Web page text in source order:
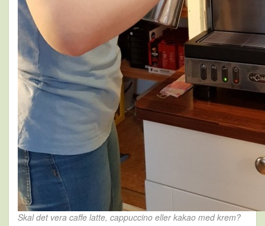
Skal det vera caffe latte, cappuccino eller kakao med krem?